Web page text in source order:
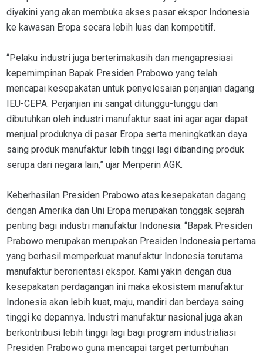
diyakini yang akan membuka akses pasar ekspor Indonesia
ke kawasan Eropa secara lebih luas dan kompetitif.
“Pelaku industri juga berterimakasih dan mengapresiasi
kepemimpinan Bapak Presiden Prabowo yang telah
mencapai kesepakatan untuk penyelesaian perjanjian dagang
IEU-CEPA. Perjanjian ini sangat ditunggu-tunggu dan
dibutuhkan oleh industri manufaktur saat ini agar agar dapat
menjual produknya di pasar Eropa serta meningkatkan daya
saing produk manufaktur lebih tinggi lagi dibanding produk
serupa dari negara lain,” ujar Menperin AGK.
Keberhasilan Presiden Prabowo atas kesepakatan dagang
dengan Amerika dan Uni Eropa merupakan tonggak sejarah
penting bagi industri manufaktur Indonesia. “Bapak Presiden
Prabowo merupakan merupakan Presiden Indonesia pertama
yang berhasil memperkuat manufaktur Indonesia terutama
manufaktur berorientasi ekspor. Kami yakin dengan dua
kesepakatan perdagangan ini maka ekosistem manufaktur
Indonesia akan lebih kuat, maju, mandiri dan berdaya saing
tinggi ke depannya. Industri manufaktur nasional juga akan
berkontribusi lebih tinggi lagi bagi program industrialiasi
Presiden Prabowo guna mencapai target pertumbuhan